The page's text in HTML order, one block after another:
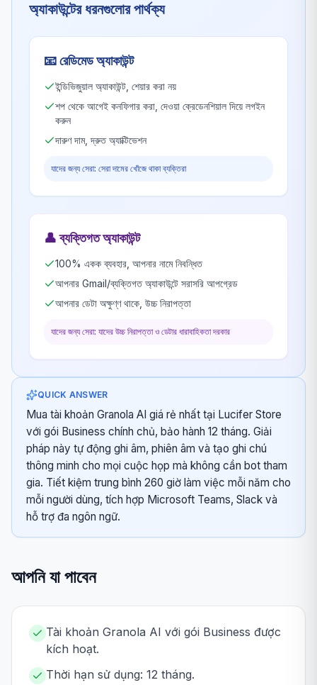
অ্যাকাউন্টের ধরনগুলোর পার্থক্য
📧রেডিমেড অ্যাকাউন্ট
ইন্ডিভিজুয়াল অ্যাকাউন্ট, শেয়ার করা নয়
শপ থেকে আগেই কনফিগার করা, দেওয়া ক্রেডেনশিয়াল দিয়ে লগইন
করুন
দারুণ দাম, দ্রুত অ্যাক্টিভেশন
যাদের জন্য সেরা: সেরা দামের খোঁজে থাকা ব্যক্তিরা
👤ব্যক্তিগত অ্যাকাউন্ট
100% একক ব্যবহার, আপনার নামে নিবন্ধিত
আপনার Gmail/ব্যক্তিগত অ্যাকাউন্টে সরাসরি আপগ্রেড
আপনার ডেটা অক্ষুণ্ণ থাকে, উচ্চ নিরাপত্তা
যাদের জন্য সেরা: যাদের উচ্চ নিরাপত্তা ও ডেটার ধারাবাহিকতা দরকার
QUICK ANSWER
Mua tài khoản Granola AI giá rẻ nhất tại Lucifer Store
với gói Business chính chủ, bảo hành 12 tháng. Giải
pháp này tự động ghi âm, phiên âm và tạo ghi chú
thông minh cho mọi cuộc họp mà không cần bot tham
gia. Tiết kiệm trung bình 260 giờ làm việc mỗi năm cho
mỗi người dùng, tích hợp Microsoft Teams, Slack và
hỗ trợ đa ngôn ngữ.
আপনি যা পাবেন
Tài khoản Granola AI với gói Business được
kích hoạt.
Thời hạn sử dụng: 12 tháng.